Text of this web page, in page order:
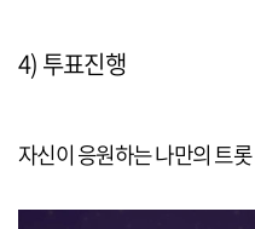
4) 투표진행
자신이 응원하는 나만의 트롯